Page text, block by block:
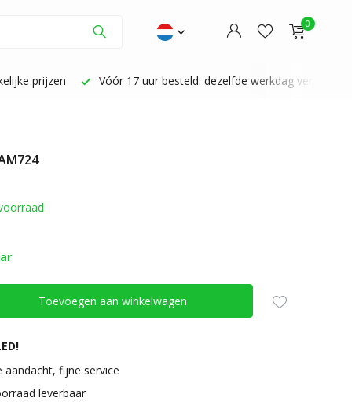
0
prijzen Vóór 17 uur besteld: dezelfde werkdag verzonden
Toevoegen aan winkelwagen
aandacht, fijne service
leverbaar